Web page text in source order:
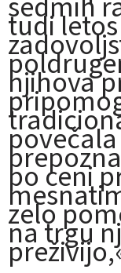
tudi
njihova
po ceni
zelo
na trgu